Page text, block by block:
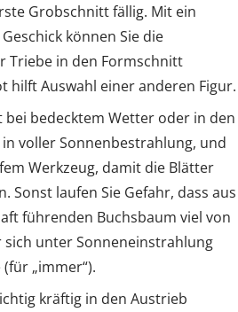
Grobschnitt fällig. Mit ein
können Sie die
Triebe in den Formschnitt
hilft Auswahl einer anderen Figur.
bei bedecktem Wetter oder in den
voller Sonnenbestrahlung, und
Werkzeug, damit die Blätter
Sonst laufen Sie Gefahr, dass aus
führenden Buchsbaum viel von
unter Sonneneinstrahlung
„immer“).
kräftig in den Austrieb